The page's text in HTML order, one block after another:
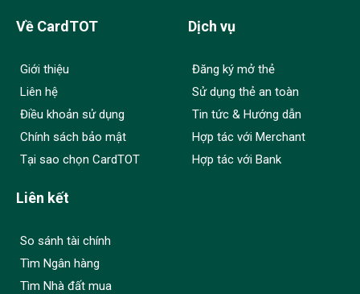
Về CardTOT
Giới thiệu
Liên hệ
Điều khoản sử dụng
Chính sách bảo mật
Tại sao chọn CardTOT
Dịch vụ
Đăng ký mở thẻ
Sử dụng thẻ an toàn
Tin tức & Hướng dẫn
Hợp tác với Merchant
Hợp tác với Bank
Liên kết
So sánh tài chính
Tìm Ngân hàng
Tìm Nhà đất mua